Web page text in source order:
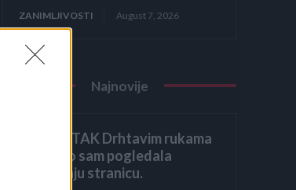
ZANIMLJIVOSTI August 7, 2026
Najnovije
ZAVRŠETAK Drhtavim rukama
ponovno sam pogledala
posljednju stranicu.